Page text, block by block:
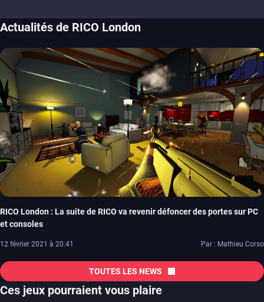
Actualités de RICO London
RICO London : La suite de RICO va revenir défoncer des portes sur PC
et consoles
12 février 2021 à 20:41 Par : Mathieu Corso
TOUTES LES NEWS
Ces jeux pourraient vous plaire